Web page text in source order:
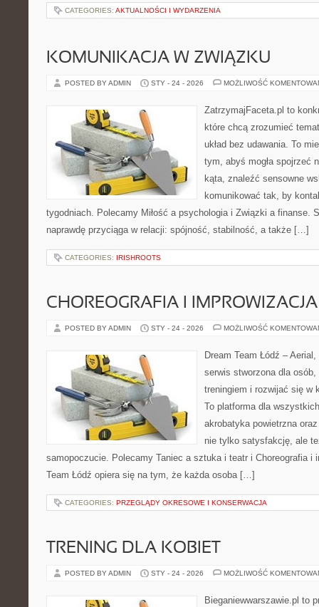
CATEGORIES: AKTUALNOŚCI I WYDARZENIA
KOMUNIKACJA W ZWIĄZKU
POSTED BY ADMIN STY - 24 - 2026 MOŻLIWOŚĆ
ZatrzymajFaceta.pl to
które chcą zrozumieć
układ bez udawania. To
tym, abyś mogła spojrzeć
kąta, znaleźć sensowne
komunikować tak, by
tygodniach. Polecamy Miłość a psychologia i Związki a finanse.
naprawdę przyciąga w relacji: spójność, stabilność, a także […]
CATEGORIES: IRISHROOTS
CHOREOGRAFIA I IMPROWIZACJA
POSTED BY ADMIN STY - 24 - 2026 MOŻLIWOŚĆ
Dream Team Łódź –
serwis stworzona dla
treningiem i rozwijać się w
To platforma dla
akrobatyka powietrzna
nie tylko satysfakcję, ale
samopoczucie. Polecamy Taniec a sztuka i teatr i Choreografia i
Team Łódź opiera się na tym, że każda osoba […]
CATEGORIES: PRZEGLĄDY OKRESOWE I KONSERWACJA
TRENING DLA KOBIET
POSTED BY ADMIN STY - 24 - 2026 MOŻLIWOŚĆ
Bieganiewwarszawie.pl to